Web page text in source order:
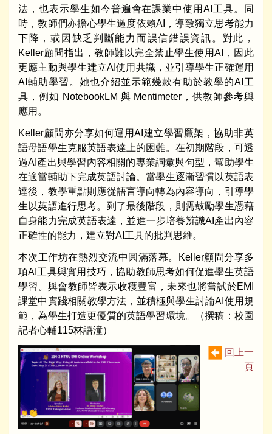
法，也表示學生如今普遍會在課業中使用AI工具。同
時，教師們亦擔心學生過度依賴AI，導致獨立思考能力
下降，或因缺乏判斷能力而誤信錯誤資訊。對此，
Keller顧問指出，教師難以完全禁止學生使用AI，因此
更應主動與學生建立AI使用共識，並引導學生正確運用
AI輔助學習。她也介紹並示範幾款有助於教學的AI工
具，例如 NotebookLM 與 Mentimeter，供教師參考與
應用。
Keller顧問亦分享如何運用AI建立學習鷹架，協助非英
語母語學生克服英語表達上的困難。在初期階段，可透
過AI產出與學習內容相關的專業詞彙與句型，幫助學生
在適當輔助下完成英語討論。當學生逐漸習慣以英語表
達後，教學重點則應從語言導向轉為內容導向，引導學
生以英語進行思考。到了最後階段，則需鼓勵學生憑藉
自身能力完成英語表達，並進一步培養辨識AI產出內容
正確性的能力，建立對AI工具的批判思維。
本次工作坊在熱烈交流中圓滿落幕。Keller顧問分享多
項AI工具與實用技巧，協助教師思考如何促進學生英語
學習。與會教師皆表示收穫豐富，未來也將嘗試於EMI
課堂中實踐相關教學方法，並積極與學生討論AI使用規
範，為學生打造更優質的英語學習環境。（撰稿：校園
記者心輔115林語潼）
回上一
頁